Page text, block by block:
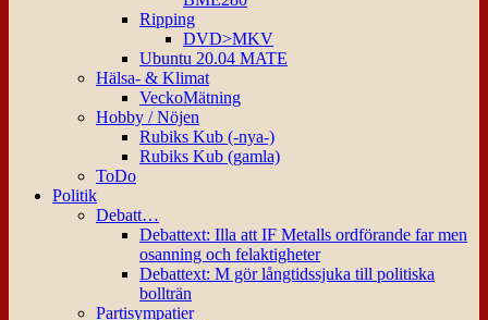
Ripping
DVD>MKV
Ubuntu 20.04 MATE
Hälsa- & Klimat
VeckoMätning
Hobby / Nöjen
Rubiks Kub (-nya-)
Rubiks Kub (gamla)
ToDo
Politik
Debatt…
Debattext: Illa att IF Metalls ordförande far men
osanning och felaktigheter
Debattext: M gör långtidssjuka till politiska
bollträn
Partisympatier